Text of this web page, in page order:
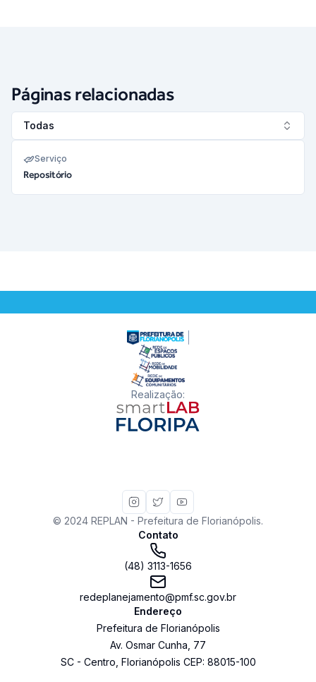
Páginas relacionadas
Serviço
Repositório
Todas
Realização:
© 2024 REPLAN - Prefeitura de Florianópolis.
Contato
(48) 3113-1656
redeplanejamento@pmf.sc.gov.br
Endereço
Prefeitura de Florianópolis
Av. Osmar Cunha 77
SC- Centro Florianópolis CEP: 88015-100